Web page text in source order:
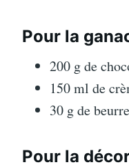
Pour la
200 g de
150 ml de
30 g de
Pour la